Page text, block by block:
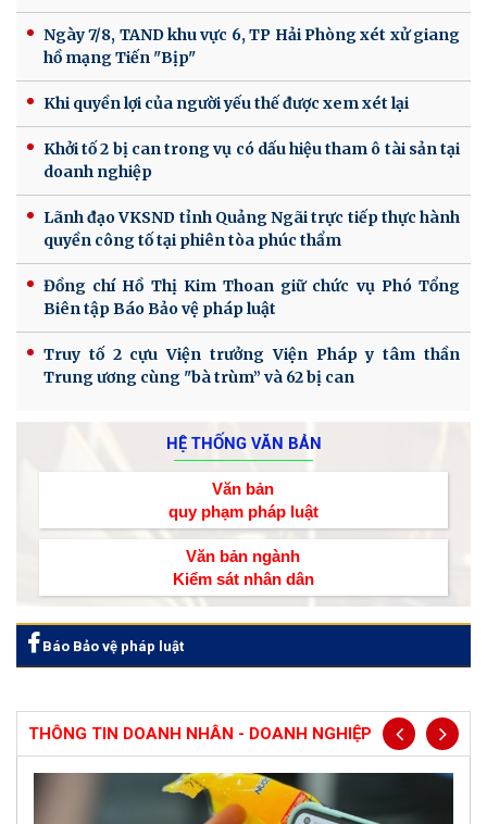
Ngày 7/8, TAND khu vực 6, TP Hải Phòng xét xử giang
hồ mạng Tiến "Bịp"
Khi quyền lợi của người yếu thế được xem xét lại
Khởi tố 2 bị can trong vụ có dấu hiệu tham ô tài sản tại
doanh nghiệp
Lãnh đạo VKSND tỉnh Quảng Ngãi trực tiếp thực hành
quyền công tố tại phiên tòa phúc thẩm
Đồng chí Hồ Thị Kim Thoan giữ chức vụ Phó Tổng
Biên tập Báo Bảo vệ pháp luật
Truy tố 2 cựu Viện trưởng Viện Pháp y tâm thần
Trung ương cùng "bà trùm” và 62 bị can
HỆ THỐNG VĂN BẢN
Văn bản
quy phạm pháp luật
Văn bản ngành
Kiểm sát nhân dân
Báo Bảo vệ pháp luật
THÔNG TIN DOANH NHÂN - DOANH NGHIỆP